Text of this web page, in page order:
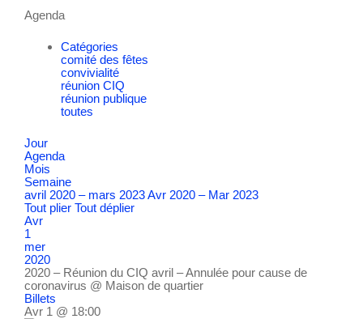
Agenda
Catégories
comité des fêtes
convivialité
réunion CIQ
réunion publique
toutes
Jour
Agenda
Mois
Semaine
avril 2020 – mars 2023Avr 2020 – Mar 2023
Tout plier Tout déplier
Avr
1
mer
2020
2020 – Réunion du CIQ avril – Annulée pour cause de
coronavirus @ Maison de quartier
Billets
Avr 1 @ 18:00